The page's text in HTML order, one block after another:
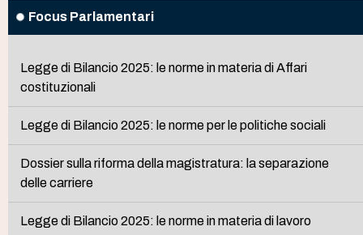
Focus Parlamentari
Legge di Bilancio 2025: le norme in materia di Affari
costituzionali
Legge di Bilancio 2025: le norme per le politiche sociali
Dossier sulla riforma della magistratura: la separazione
delle carriere
Legge di Bilancio 2025: le norme in materia di lavoro